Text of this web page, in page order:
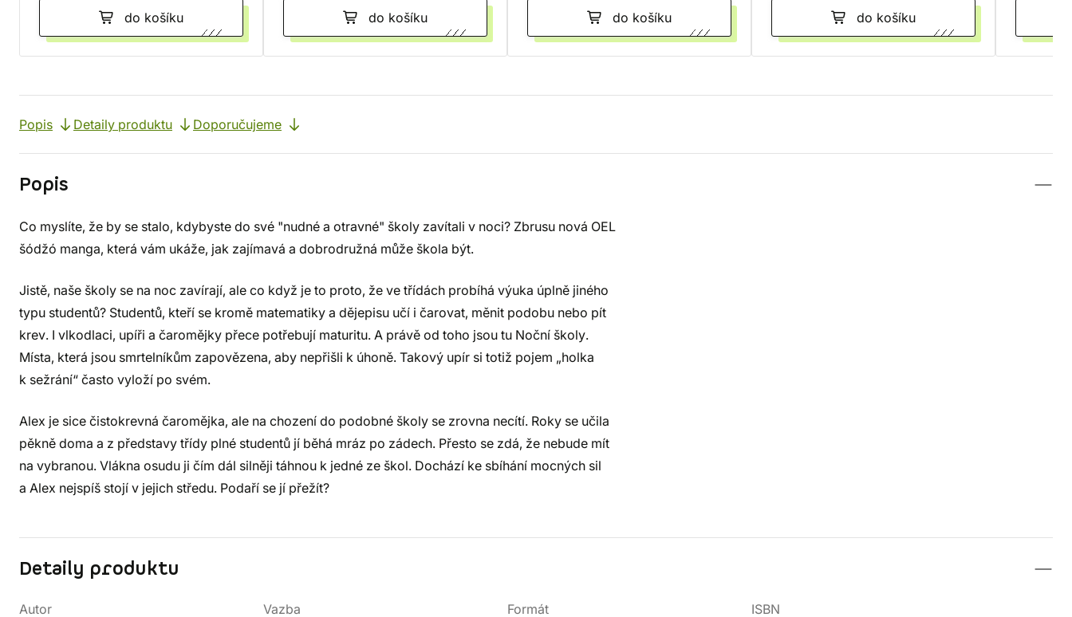
do košíku do košíku do košíku do košíku
Popis Detaily produktu Doporučujeme
Popis
Co myslíte, že by se stalo, kdybyste do své "nudné a otravné" školy zavítali v noci? Zbrusu nová OEL
šódžó manga, která vám ukáže, jak zajímavá a dobrodružná může škola být.
Jistě, naše školy se na noc zavírají, ale co když je to proto, že ve třídách probíhá výuka úplně jiného
typu studentů? Studentů, kteří se kromě matematiky a dějepisu učí i čarovat, měnit podobu nebo pít
krev. I vlkodlaci, upíři a čaromějky přece potřebují maturitu. A právě od toho jsou tu Noční školy.
Místa, která jsou smrtelníkům zapovězena, aby nepřišli k úhoně. Takový upír si totiž pojem „holka
k sežrání“ často vyloží po svém.
Alex je sice čistokrevná čaromějka, ale na chození do podobné školy se zrovna necítí. Roky se učila
pěkně doma a z představy třídy plné studentů jí běhá mráz po zádech. Přesto se zdá, že nebude mít
na vybranou. Vlákna osudu ji čím dál silněji táhnou k jedné ze škol. Dochází ke sbíhání mocných sil
a Alex nejspíš stojí v jejich středu. Podaří se jí přežít?
Detaily produktu
Autor
Vazba
Formát
ISBN